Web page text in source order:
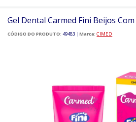
Gel Dental Carmed Fini Beijos
CÓDIGO DO PRODUTO: 49483 | Marca: CIMED